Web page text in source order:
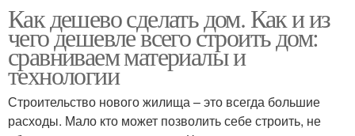
Как дешево сделать дом. Как и из
чего дешевле всего строить дом:
сравниваем материалы и
технологии
Строительство нового жилища – это всегда большие
расходы. Мало кто может позволить себе строить, не